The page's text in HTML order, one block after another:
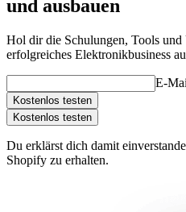
und ausbauen
Hol dir die Schulungen, Tools
erfolgreiches Elektronikbusiness
E-
Kostenlos testen
Kostenlos testen
Du erklärst dich damit
Shopify zu erhalten.